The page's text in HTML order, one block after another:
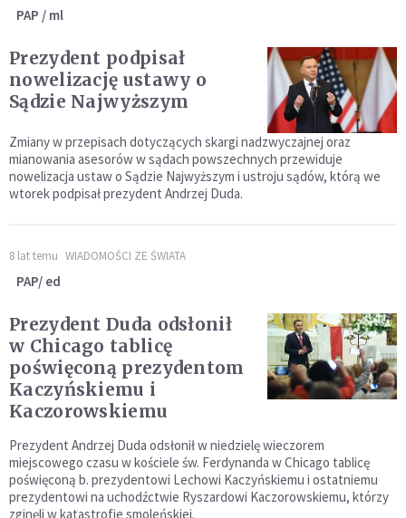
PAP / ml
Prezydent podpisał
nowelizację ustawy o
Sądzie Najwyższym
Zmiany w przepisach dotyczących skargi nadzwyczajnej oraz
mianowania asesorów w sądach powszechnych przewiduje
nowelizacja ustaw o Sądzie Najwyższym i ustroju sądów, którą we
wtorek podpisał prezydent Andrzej Duda.
8 lat temu WIADOMOŚCI ZE ŚWIATA
PAP/ ed
Prezydent Duda odsłonił
w Chicago tablicę
poświęconą prezydentom
Kaczyńskiemu i
Kaczorowskiemu
Prezydent Andrzej Duda odsłonił w niedzielę wieczorem
miejscowego czasu w kościele św. Ferdynanda w Chicago tablicę
poświęconą b. prezydentowi Lechowi Kaczyńskiemu i ostatniemu
prezydentowi na uchodźctwie Ryszardowi Kaczorowskiemu, którzy
zginęli w katastrofie smoleńskiej.